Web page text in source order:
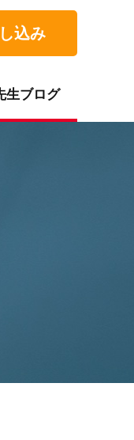
込み
生ブログ